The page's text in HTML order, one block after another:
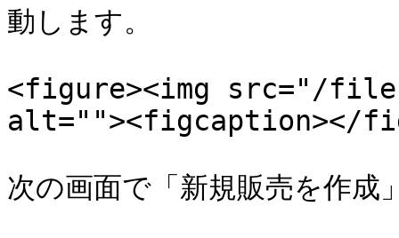
動します。
<figure><img src="/files/
alt=""><figcaption></
次の画面で「新規販売を作成